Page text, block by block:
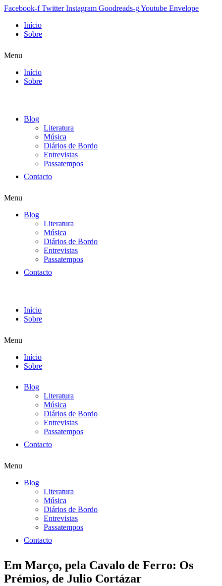
Facebook-f Twitter Instagram Goodreads-gYoutube Envelope
Início
Sobre
Menu
Início
Sobre
Blog
Literatura
Música
Diários de Bordo
Entrevistas
Passatempos
Contacto
Menu
Blog
Literatura
Música
Diários de Bordo
Entrevistas
Passatempos
Contacto
Início
Sobre
Menu
Início
Sobre
Blog
Literatura
Música
Diários de Bordo
Entrevistas
Passatempos
Contacto
Menu
Blog
Literatura
Música
Diários de Bordo
Entrevistas
Passatempos
Contacto
Em Março, pela Cavalo de Ferro: Os
Prémios, de Julio Cortázar